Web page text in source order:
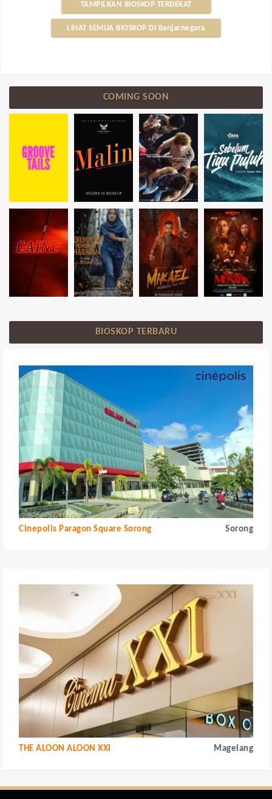
TAMPILKAN BIOSKOP TERDEKAT
LIHAT SEMUA BIOSKOP DI Banjarnegara
COMING SOON
BIOSKOP TERBARU
Cinepolis Paragon Square Sorong Sorong
THE ALOON ALOON XXI Magelang